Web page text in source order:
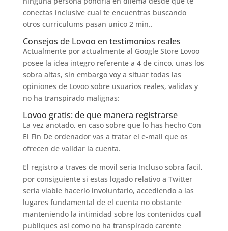
conectas inclusive cual te encuentras buscando
otros curriculums pasan unico 2 min..
Consejos de Lovoo en testimonios reales
Actualmente por actualmente al Google Store Lovoo
posee la idea integro referente a 4 de cinco, unas los
sobra altas, sin embargo voy a situar todas las
opiniones de Lovoo sobre usuarios reales, validas y
no ha transpirado malignas:
Lovoo gratis: de que manera registrarse
La vez anotado, en caso sobre que lo has hecho Con
El Fin De ordenador vas a tratar el e-mail que os
ofrecen de validar la cuenta.
El registro a traves de movil seria Incluso sobra facil,
por consiguiente si estas logado relativo a Twitter
seri­a viable hacerlo involuntario, accediendo a las
lugares fundamental de el cuenta no obstante
manteniendo la intimidad sobre los contenidos cual
publiques asi­ como no ha transpirado carente